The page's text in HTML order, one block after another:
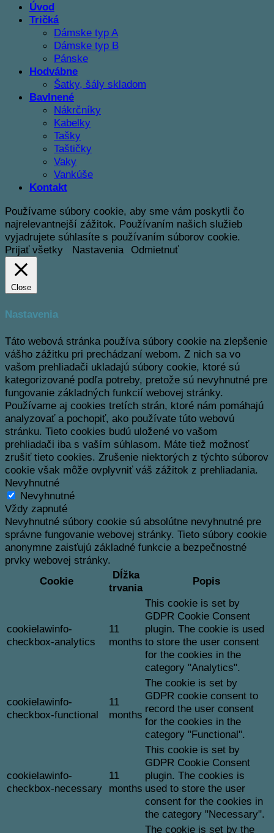
Úvod
Tričká
Dámske typ A
Dámske typ B
Pánske
Hodvábne
Šatky, šály skladom
Bavlnené
Nákrčníky
Kabelky
Tašky
Taštičky
Vaky
Vankúše
Kontakt
Používame súbory cookie, aby sme vám poskytli čo
najrelevantnejší zážitok. Používaním našich služieb
vyjadrujete súhlasíte s používaním súborov cookie.
Prijať všetky
Nastavenia Odmietnuť
Close
Nastavenia
Táto webová stránka používa súbory cookie na zlepšenie
vášho zážitku pri prechádzaní webom. Z nich sa vo
vašom prehliadači ukladajú súbory cookie, ktoré sú
kategorizované podľa potreby, pretože sú nevyhnutné pre
fungovanie základných funkcií webovej stránky.
Používame aj cookies tretích strán, ktoré nám pomáhajú
analyzovať a pochopiť, ako používate túto webovú
stránku. Tieto cookies budú uložené vo vašom
prehliadači iba s vaším súhlasom. Máte tiež možnosť
zrušiť tieto cookies. Zrušenie niektorých z týchto súborov
cookie však môže ovplyvniť váš zážitok z prehliadania.
Nevyhnutné
Nevyhnutné
Vždy zapnuté
Nevyhnutné súbory cookie sú absolútne nevyhnutné pre
správne fungovanie webovej stránky. Tieto súbory cookie
anonymne zaisťujú základné funkcie a bezpečnostné
prvky webovej stránky.
Cookie
Dĺžka
trvania
Popis
cookielawinfo-
checkbox-analytics
11
months
This cookie is set by
GDPR Cookie Consent
plugin. The cookie is used
to store the user consent
for the cookies in the
category "Analytics".
cookielawinfo-
checkbox-functional
11
months
The cookie is set by
GDPR cookie consent to
record the user consent
for the cookies in the
category "Functional".
cookielawinfo-
checkbox-necessary
11
months
This cookie is set by
GDPR Cookie Consent
plugin. The cookies is
used to store the user
consent for the cookies in
the category "Necessary".
The cookie is set by the